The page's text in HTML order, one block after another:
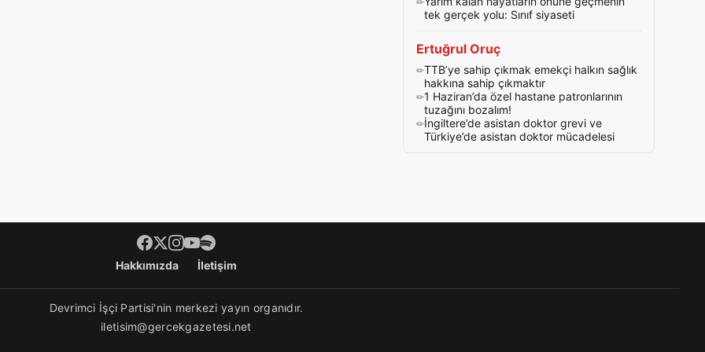
tek gerçek yolu: Sınıf siyaseti
Ertuğrul Oruç
TTB’ye sahip çıkmak emekçi halkın sağlık
hakkına sahip çıkmaktır
1 Haziran’da özel hastane patronlarının
tuzağını bozalım!
İngiltere’de asistan doktor grevi ve
Türkiye’de asistan doktor mücadelesi
Hakkımızda İletişim
Devrimci İşçi Partisi'nin merkezi yayın organıdır.
iletisim@gercekgazetesi.net